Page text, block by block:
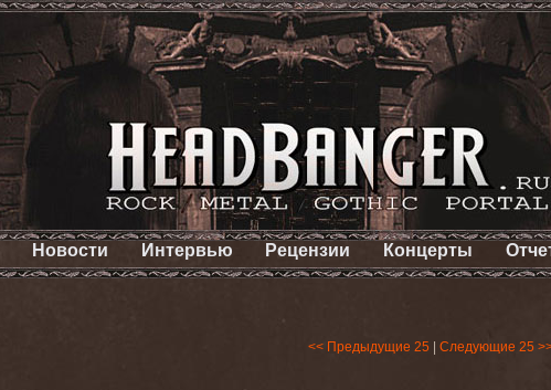
Новости Интервью Рецензии Концерты
<< Предыдущие 25 Следующие 25